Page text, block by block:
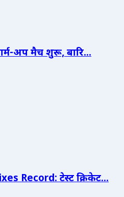
अप मैच शुरू, बारि...
Record: टेस्ट क्रिकेट...